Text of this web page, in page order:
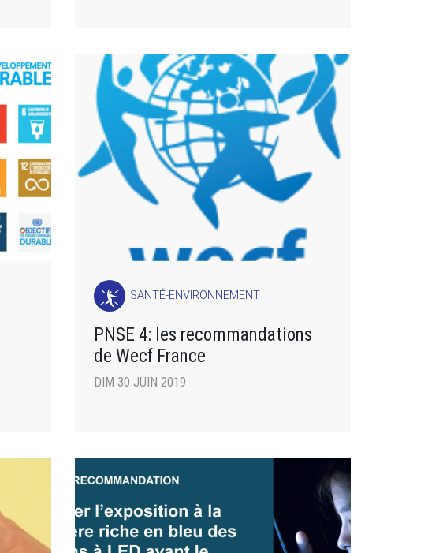
SANTÉ-ENVIRONNEMENT
PNSE 4: les recommandations
de Wecf France
DIM 30 JUIN 2019